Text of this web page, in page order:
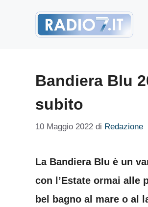
Bandiera Blu
subito
10 Maggio 2022 di Redazione
La Bandiera Blu è un
con l’Estate ormai alle
bel bagno al mare o al